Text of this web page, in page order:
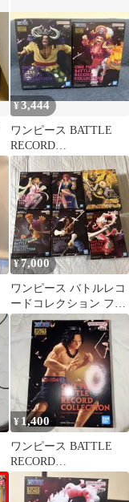
ト
¥3,444
ワンピース BATTLE
RECORD
COLLECTION 2種セッ
ト
¥7,000
ワンピース バトルレコ
ードコレクション フィ
ギュアセット 牙狼
¥ 1,400
ワンピース BATTLE
RECORD
COLLECTION